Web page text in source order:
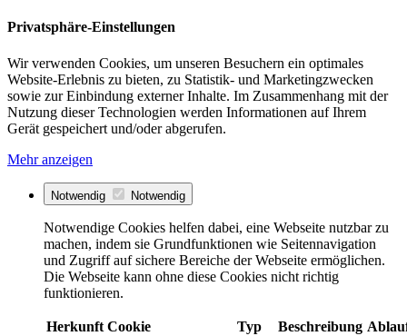
Privatsphäre-Einstellungen
Wir verwenden Cookies, um unseren Besuchern ein optimales
Website-Erlebnis zu bieten, zu Statistik- und Marketingzwecken
sowie zur Einbindung externer Inhalte. Im Zusammenhang mit der
Nutzung dieser Technologien werden Informationen auf Ihrem
Gerät gespeichert und/oder abgerufen.
Mehr anzeigen
Notwendig Notwendig
Notwendige Cookies helfen dabei, eine Webseite nutzbar zu
machen, indem sie Grundfunktionen wie Seitennavigation
und Zugriff auf sichere Bereiche der Webseite ermöglichen.
Die Webseite kann ohne diese Cookies nicht richtig
funktionieren.
Herkunft Cookie Typ Beschreibung